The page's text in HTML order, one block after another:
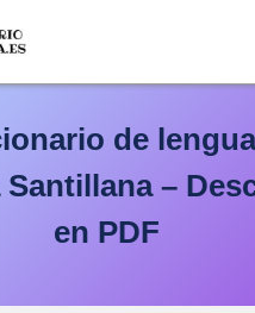
de lengua
–
en PDF